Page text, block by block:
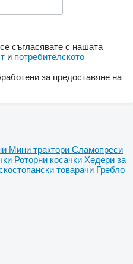
съгласявате с нашата
и потребителското
за предоставяне на
Мини трактори Сламопреси
Роторни косачки Хедери за
товарачи Гребло